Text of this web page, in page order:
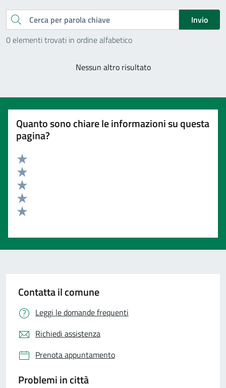
Cerca
Invio
0 elementi trovati in ordine alfabetico
Nessun altro risultato
Quanto sono chiare le informazioni su questa
pagina?
Valuta 5 stelle su 5
Valuta 4 stelle su 5
Valuta 3 stelle su 5
Valuta 2 stelle su 5
Contatta il comune
Leggi le domande frequenti
Richiedi assistenza
Prenota appuntamento
Problemi in città